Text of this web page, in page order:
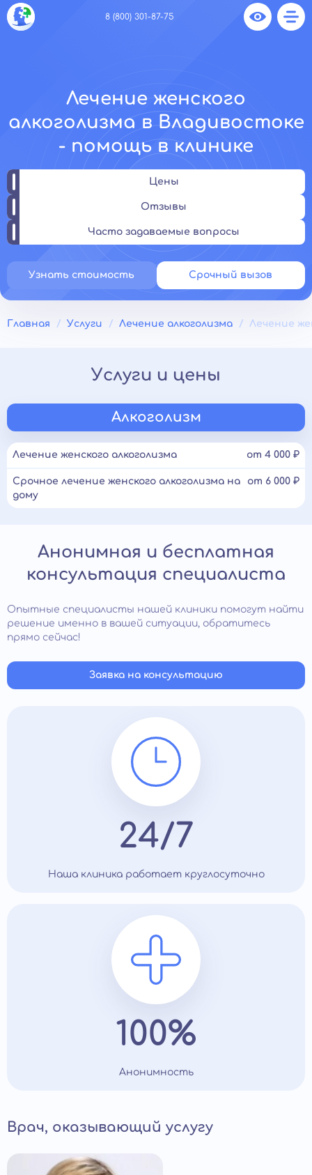
8 (800) 301-87-75
Лечение женского
алкоголизма в Владивостоке
- помощь в клинике
Цены
Отзывы
Часто задаваемые вопросы
Узнать стоимость Срочный вызов
Главная Услуги Лечение алкоголизма Лечение
Услуги и цены
Алкоголизм
Лечение женского алкоголизма от 4 000 ₽
Срочное лечение женского алкоголизма на
дому
от 6 000 ₽
Анонимная и бесплатная
консультация специалиста
Опытные специалисты нашей клиники помогут найти
решение именно в вашей ситуации, обратитесь
прямо сейчас!
Заявка на консультацию
24/7
Наша клиника работает круглосуточно
100%
Анонимность
Врач, оказывающий услугу